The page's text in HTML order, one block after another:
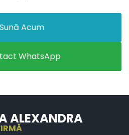
Sună Acum
WhatsApp
ALEXANDRA